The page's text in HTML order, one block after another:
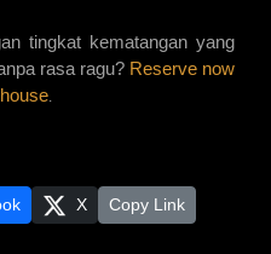
tingkat kematangan yang
rasa ragu? Reserve now
.
X Copy Link